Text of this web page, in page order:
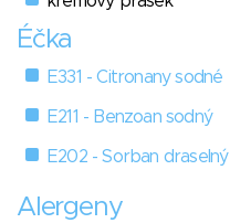
Éčka
E331 - Citronany sodné
E211 - Benzoan sodný
E202 - Sorban draselný
Alergeny